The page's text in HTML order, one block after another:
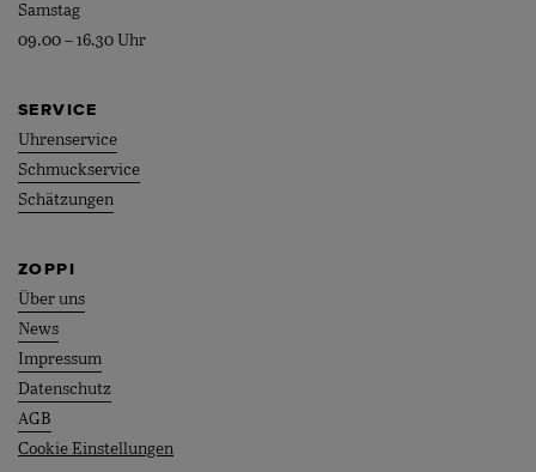
Samstag
09.00 – 16.30 Uhr
SERVICE
Uhrenservice
Schmuckservice
Schätzungen
ZOPPI
Über uns
News
Impressum
Datenschutz
AGB
Cookie Einstellungen